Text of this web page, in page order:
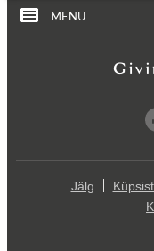
MENU
Jälg